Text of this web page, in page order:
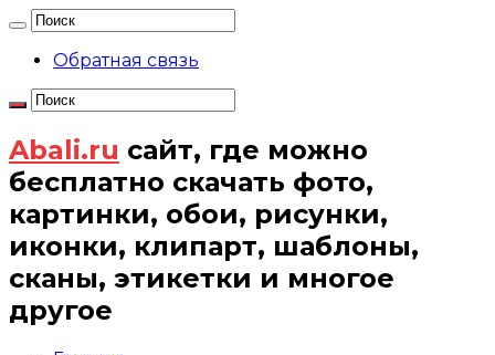
Обратная связь
Abali.ru сайт, где можно
бесплатно скачать фото,
картинки, обои, рисунки,
иконки, клипарт, шаблоны,
сканы, этикетки и многое
другое